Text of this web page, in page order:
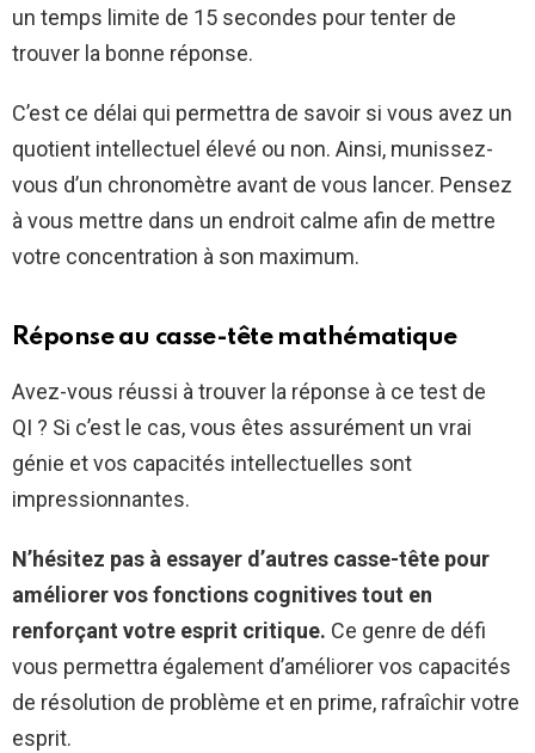
un temps limite de 15 secondes pour tenter de
trouver la bonne réponse.
C’est ce délai qui permettra de savoir si vous avez un
quotient intellectuel élevé ou non. Ainsi, munissez-
vous d’un chronomètre avant de vous lancer. Pensez
à vous mettre dans un endroit calme afin de mettre
votre concentration à son maximum.
Réponse au casse-tête mathématique
Avez-vous réussi à trouver la réponse à ce test de
QI ? Si c’est le cas, vous êtes assurément un vrai
génie et vos capacités intellectuelles sont
impressionnantes.
N’hésitez pas à essayer d’autres casse-tête pour
améliorer vos fonctions cognitives tout en
renforçant votre esprit critique. Ce genre de défi
vous permettra également d’améliorer vos capacités
de résolution de problème et en prime, rafraîchir votre
esprit.